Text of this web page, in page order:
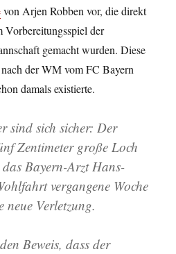
von Arjen Robben vor, die direkt
Vorbereitungsspiel der
gemacht wurden. Diese
der WM vom FC Bayern
damals existierte.
sind sich sicher: Der
Zentimeter große Loch
Bayern-Arzt Hans-
vergangene Woche
neue Verletzung.
Beweis, dass der